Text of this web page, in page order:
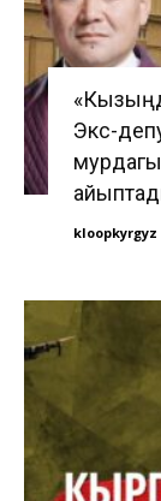
Экс-
kloopkyrgyz